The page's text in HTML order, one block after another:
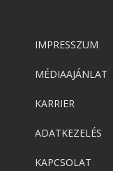
IMPRESSZUM
MÉDIAAJÁNLAT
KARRIER
ADATKEZELÉS
KAPCSOLAT